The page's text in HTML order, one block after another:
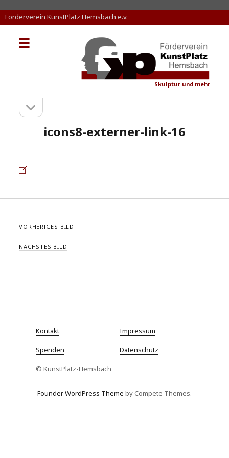
Förderverein KunstPlatz Hemsbach e.v.
Skulptur und mehr
Menü
Sidebaröffnen
icons8-externer-link-16
VORHERIGES BILD
NÄCHSTES BILD
Kontakt Impressum
Spenden Datenschutz
© KunstPlatz-Hemsbach
Founder WordPress Theme by Compete Themes.